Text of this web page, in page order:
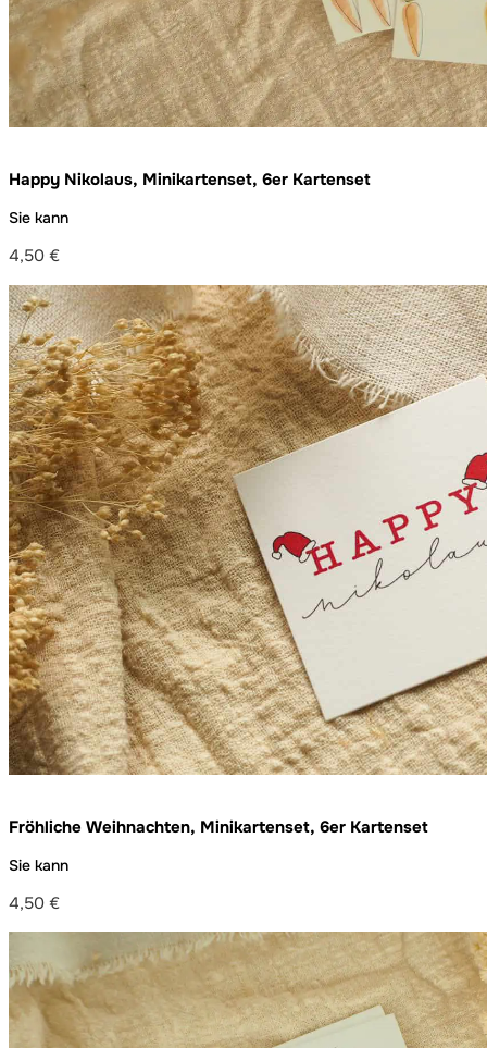
Happy Nikolaus, Minikartenset, 6er Kartenset
Sie kann
4,50 €
Fröhliche Weihnachten, Minikartenset, 6er Kartenset
Sie kann
4,50 €